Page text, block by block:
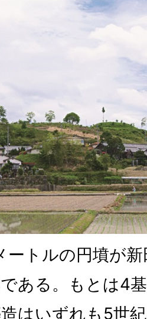
トルの円墳が
ある。もとは4
はいずれも5世